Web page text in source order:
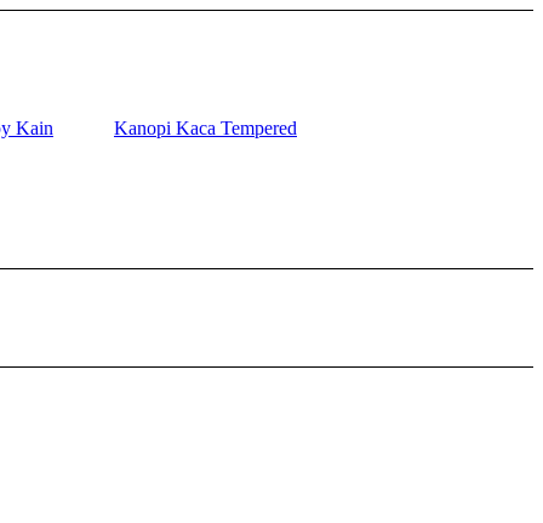
Kain Kanopi Kaca Tempered